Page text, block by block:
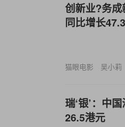
创新业?务
同比增长
猫眼电影 吴小莉
瑞‘银’：中
26.5港元